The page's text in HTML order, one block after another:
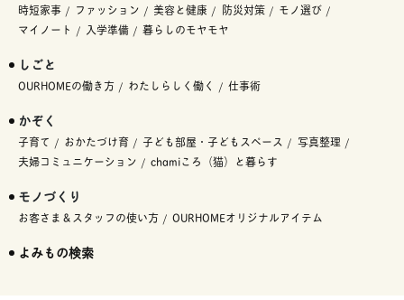
時短家事
ファッション 美容と健康 防災対策
モノ選び
マイノート
入学準備 暮らしのモヤモヤ
しごと
OURHOMEの働き方 わたしらしく働く 仕事術
かぞく
子育て おかたづけ育 子ども部屋・子どもスペース
写真整理
夫婦コミュニケーション
chamiころ（猫）と暮らす
モノづくり
お客さま＆スタッフの使い方 OURHOMEオリジナルアイテム
よみもの検索